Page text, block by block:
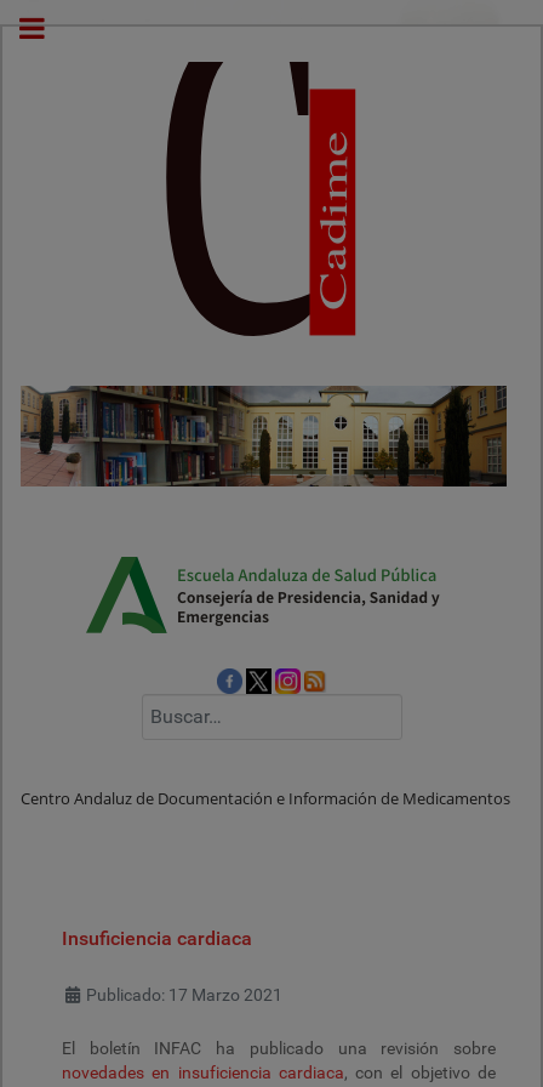
Centro Andaluz de Documentación e Información de Medicamentos
Insuficiencia cardiaca
Detalles
Publicado: 17 Marzo 2021
El boletín INFAC ha publicado una revisión sobre
novedades en insuficiencia cardiaca, con el objetivo de